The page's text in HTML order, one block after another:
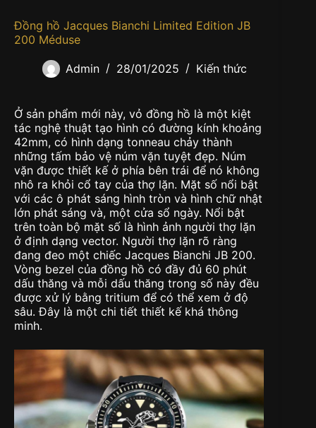
Đồng hồ Jacques Bianchi Limited Edition JB
200 Méduse
Admin 28/01/2025 Kiến thức
Ở sản phẩm mới này, vỏ đồng hồ là một kiệt
tác nghệ thuật tạo hình có đường kính khoảng
42mm, có hình dạng tonneau chảy thành
những tấm bảo vệ núm vặn tuyệt đẹp. Núm
vặn được thiết kế ở phía bên trái để nó không
nhô ra khỏi cổ tay của thợ lặn. Mặt số nổi bật
với các ô phát sáng hình tròn và hình chữ nhật
lớn phát sáng và, một cửa sổ ngày. Nổi bật
trên toàn bộ mặt số là hình ảnh người thợ lặn
ở định dạng vector. Người thợ lặn rõ ràng
đang đeo một chiếc Jacques Bianchi JB 200.
Vòng bezel của đồng hồ có đầy đủ 60 phút
dấu thăng và mỗi dấu thăng trong số này đều
được xử lý bằng tritium để có thể xem ở độ
sâu. Đây là một chi tiết thiết kế khá thông
minh.